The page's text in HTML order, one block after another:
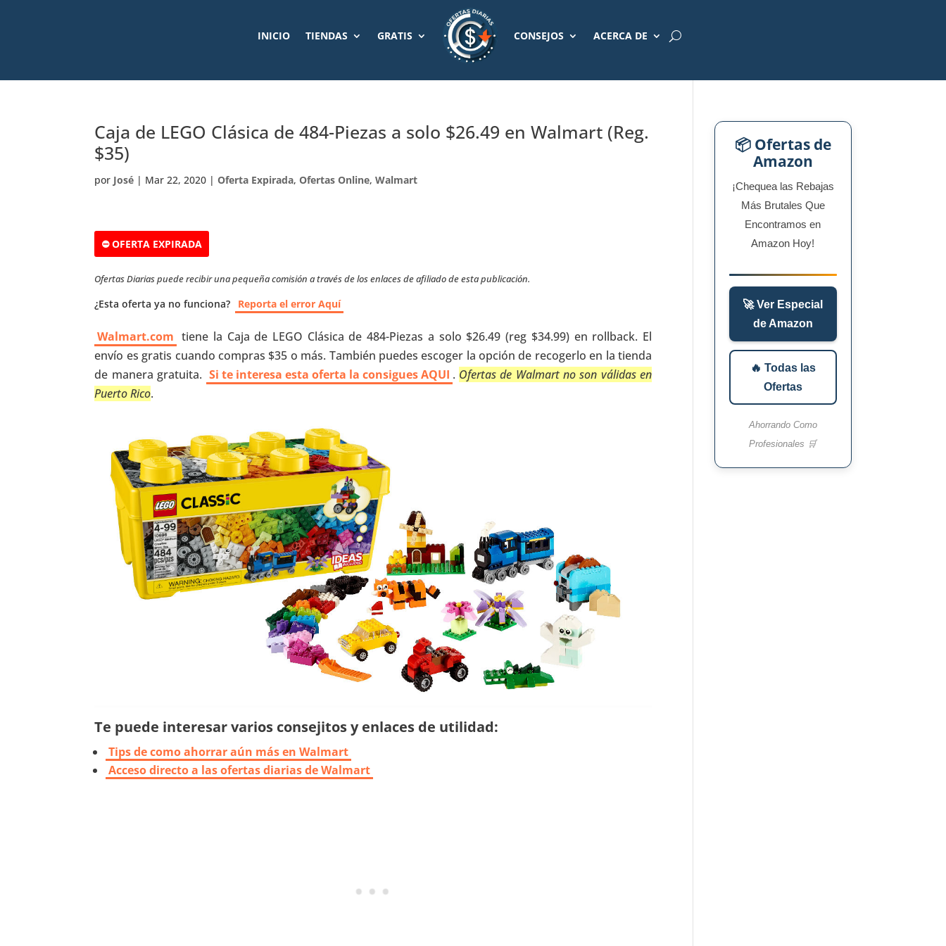
INICIO TIENDAS GRATIS CONSEJOS ACERCA DE
Caja de LEGO Clásica de 484-Piezas a solo $26.49 en Walmart (Reg.
$35)
por José | Mar 22, 2020 |Oferta Expirada,Ofertas Online,Walmart
⛔ OFERTA EXPIRADA
Ofertas Diarias puede recibir una pequeña comisión a través de los enlaces de afiliado de esta publicación.
¿Esta oferta ya no funciona? Reporta el error Aquí
Walmart.com tiene la Caja de LEGO Clásica de 484-Piezas a solo $26.49 (reg $34.99) en rollback. El
envío es gratis cuando compras $35 o más. También puedes escoger la opción de recogerlo en la tienda
de manera gratuita. Si te interesa esta oferta la consigues AQUI . Ofertas de Walmart no son válidas en
Puerto Rico.
Te puede interesar varios consejitos y enlaces de utilidad:
Tips de como ahorrar aún más en Walmart
Acceso directo a las ofertas diarias de Walmart
📦 Ofertas de
Amazon
¡Chequea las Rebajas
Más Brutales Que
Encontramos en
Amazon Hoy!
🚀 Ver Especial
de Amazon
🔥 Todas las
Ofertas
Ahorrando Como
Profesionales 🛒